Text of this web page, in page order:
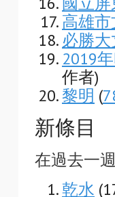
高雄
必勝大
2019
作者)
黎明 (
新條目
在過去一
乾水